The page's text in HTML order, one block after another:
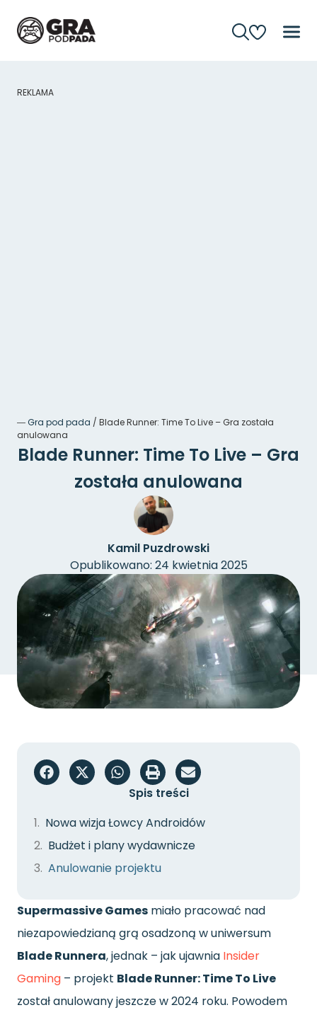
REKLAMA
―Gra pod pada / Blade Runner: Time To Live – Gra została
anulowana
Blade Runner: Time To Live – Gra
została anulowana
Kamil Puzdrowski
Opublikowano: 24 kwietnia 2025
Spis treści
Nowa wizja Łowcy Androidów
Budżet i plany wydawnicze
Anulowanie projektu
Supermassive Games miało pracować nad
niezapowiedzianą grą osadzoną w uniwersum
Blade Runnera, jednak – jak ujawnia Insider
Gaming – projekt Blade Runner: Time To Live
został anulowany jeszcze w 2024 roku. Powodem